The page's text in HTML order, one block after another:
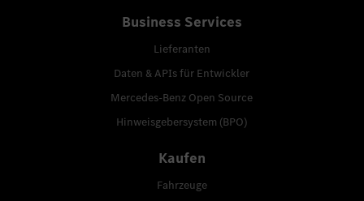
Business Services
Lieferanten
Daten & APIs für Entwickler
Mercedes-Benz Open Source
Hinweisgebersystem (BPO)
Kaufen
Fahrzeuge